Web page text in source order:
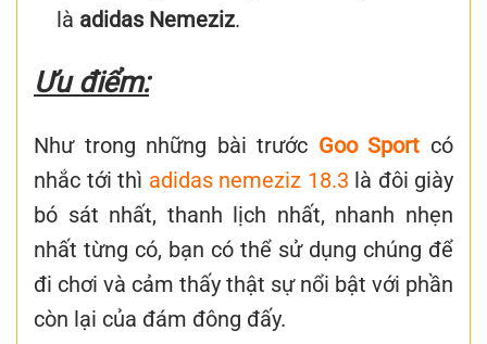
là adidas Nemeziz.
Ưu điểm:
Như trong những bài trước Goo Sport có
nhắc tới thì adidas nemeziz 18.3 là đôi giày
bó sát nhất, thanh lịch nhất, nhanh nhẹn
nhất từng có, bạn có thể sử dụng chúng để
đi chơi và cảm thấy thật sự nổi bật với phần
còn lại của đám đông đấy.